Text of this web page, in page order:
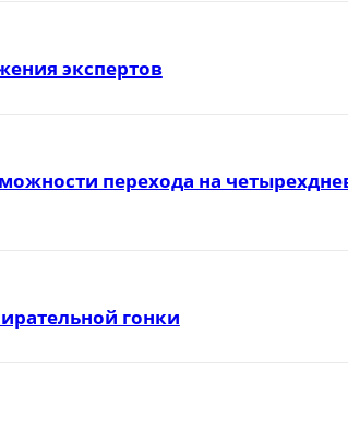
экспертов
перехода на
гонки